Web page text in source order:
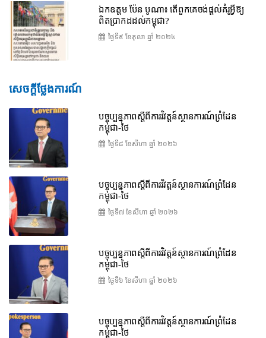
ឯកឧត្តម ប៉ែន បូណា៖ តើពួកគេចង់ផ្តល់គំរូអ្វីឱ្យ
ពិតប្រាកដដល់កម្ពុជា?
ថ្ងៃទី៩ ខែ​តុលា ឆ្នាំ ២០២៤
សេចក្តីថ្លែងការណ៍
បច្ចុប្បន្នភាពស្ដីពីការវិវត្តន៍ស្ថានការណ៍ព្រំដែន
កម្ពុជា-ថៃ
ថ្ងៃទី៨ ខែ​សីហា ឆ្នាំ ២០២៦
បច្ចុប្បន្នភាពស្ដីពីការវិវត្តន៍ស្ថានការណ៍ព្រំដែន
កម្ពុជា-ថៃ
ថ្ងៃទី៧ ខែ​សីហា ឆ្នាំ ២០២៦
បច្ចុប្បន្នភាពស្ដីពីការវិវត្តន៍ស្ថានការណ៍ព្រំដែន
កម្ពុជា-ថៃ
ថ្ងៃទី៦ ខែ​សីហា ឆ្នាំ ២០២៦
បច្ចុប្បន្នភាពស្ដីពីការវិវត្តន៍ស្ថានការណ៍ព្រំដែន
កម្ពុជា-ថៃ